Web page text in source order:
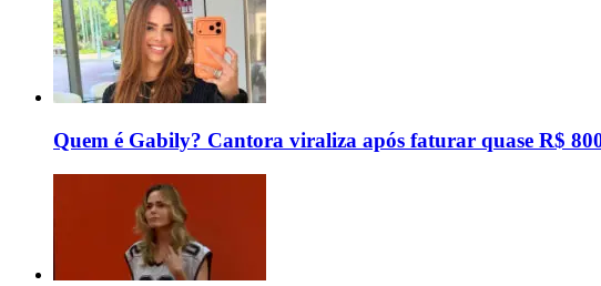
Quem é Gabily? Cantora viraliza após faturar quase R$